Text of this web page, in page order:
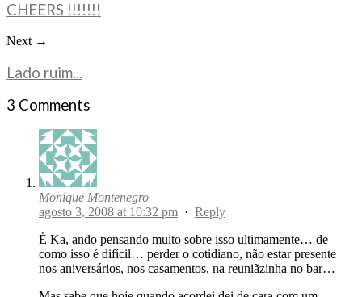
CHEERS !!!!!!!
Next →
Lado ruim...
3 Comments
Monique Montenegro
agosto 3, 2008 at 10:32 pm · Reply
É Ka, ando pensando muito sobre isso ultimamente… de
como isso é difícil… perder o cotidiano, não estar presente
nos aniversários, nos casamentos, na reuniãzinha no bar…